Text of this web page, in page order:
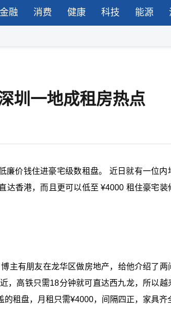
金融 消费 健康 科技 能源
圳一地成租房热点
廉价钱住进豪宅级数租盘。 近日就有一位内
香港，而且更可以低至 ¥4000 租住豪宅装
主有朋友在龙华区做房地产，给他介绍了两
，高铁只需18分钟就可直达西九龙，所以越
租盘，月租只需¥4000，间隔四正，家具齐